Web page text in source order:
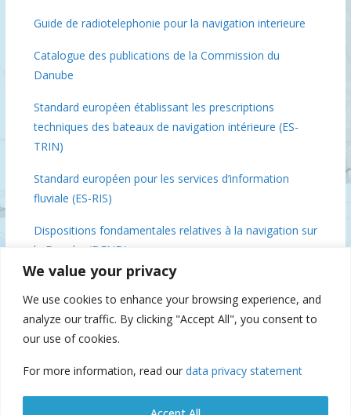
We value your privacy
We use cookies to enhance your browsing experience, and
analyze our traffic. By clicking "Accept All", you consent to
our use of cookies.
For more information, read our data privacy statement
Guide de radiotelephonie pour la navigation interieure
Catalogue des publications de la Commission du
Danube
Standard européen établissant les prescriptions
techniques des bateaux de navigation intérieure (ES-
TRIN)
Standard européen pour les services d’information
fluviale (ES-RIS)
Dispositions fondamentales relatives à la navigation sur
le Danube (DFND)
Conclusions de la réunion des ministres du Danube, 3
décembre 2018 Bruxelles
Commission du Danube 70 (IFAT), 2019